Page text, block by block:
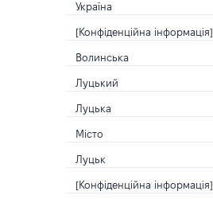
Україна
[Конфіденційна інформація]
Волинська
Луцький
Луцька
Місто
Луцьк
[Конфіденційна інформація]